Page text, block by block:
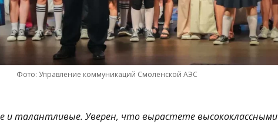
Фото: Управление коммуникаций Смоленской АЭС
и талантливые. Уверен, что вырастете высококлассными